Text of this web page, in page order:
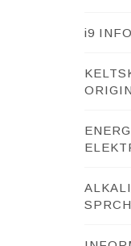
i9